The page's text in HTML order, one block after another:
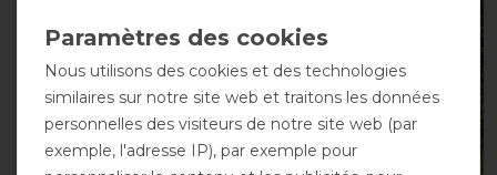
Nous utilisons des cookies et des technologies
similaires sur notre site web et traitons les données
personnelles des visiteurs de notre site web (par
exemple, l'adresse IP), par exemple pour